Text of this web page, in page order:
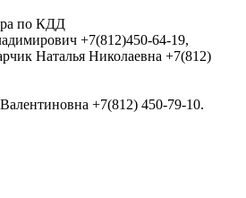
по КДД
+7(812)450-64-19,
Наталья Николаевна +7(812)
+7(812) 450-79-10.